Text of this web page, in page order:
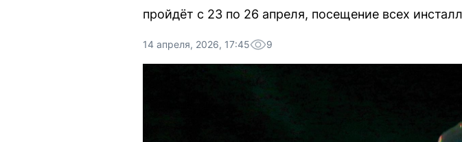
пройдёт с 23 по 26 апреля, посещение всех
14 апреля, 2026, 17:45 9